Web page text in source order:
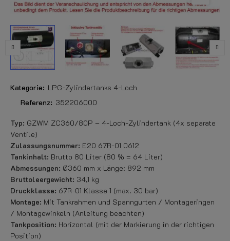
Kategorie: LPG-Zylindertanks 4-Loch
Referenz: 352206000
Typ: GZWM ZC360/80P – 4-Loch-Zylindertank (4x separate
Ventile)
Zulassungsnummer: E20 67R-01 0612
Tankinhalt: Brutto 80 Liter (80 % = 64 Liter)
Abmessungen: Ø360 mm x Länge: 892 mm
Bruttoleergewicht: 34,1 kg
Druckklasse: 67R-01 Klasse 1 (max. 30 bar)
Montage: Mit Tankrahmen und Spanngurten / Montageringen
/ Montagewinkeln (Anleitung beachten)
Tankposition: Horizontal (mit der Markierung in der richtigen
Position)